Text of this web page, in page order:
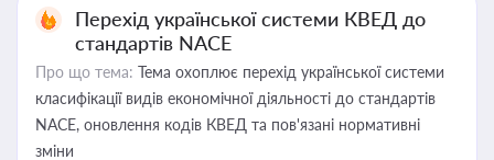
Перехід української системи КВЕД до
стандартів NACE
Про що тема: Тема охоплює перехід української системи
класифікації видів економічної діяльності до стандартів
NACE, оновлення кодів КВЕД та пов'язані нормативні
зміни